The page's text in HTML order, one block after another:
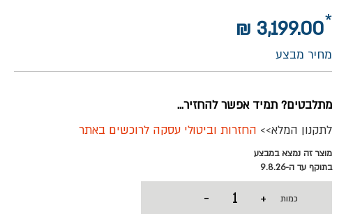
מחיר מבצע
3,199.00 ₪
מתלבטים? תמיד אפשר להחזיר...
לתקנון המלא>> החזרות וביטולי עסקה לרוכשים באתר
מוצר זה נמצא במבצע
בתוקף עד ה-9.8.26
כמות +
-